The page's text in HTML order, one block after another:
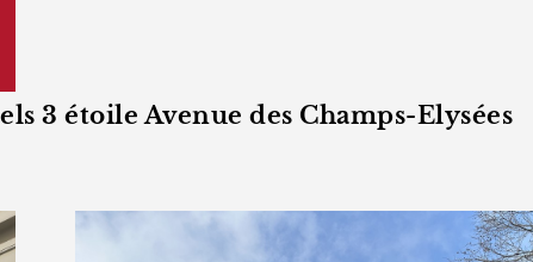
3 étoile Avenue des Champs-Elysées